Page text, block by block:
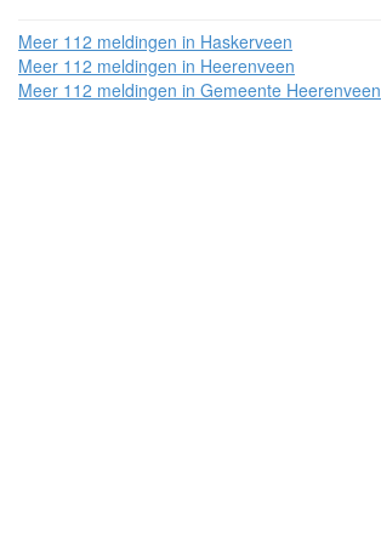
Meer 112 meldingen in Haskerveen
Meer 112 meldingen in Heerenveen
Meer 112 meldingen in Gemeente Heerenveen